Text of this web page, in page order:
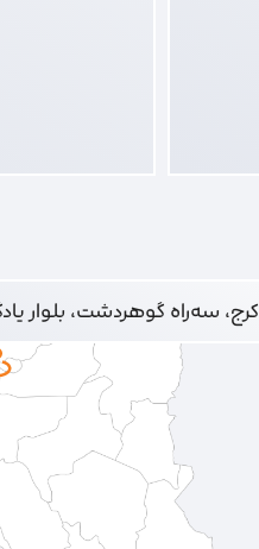
کرج، سه‌راه گوهردشت، بلوار